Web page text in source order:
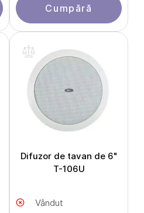
Cumpără
Difuzor de tavan de 6"
T-106U
Vândut